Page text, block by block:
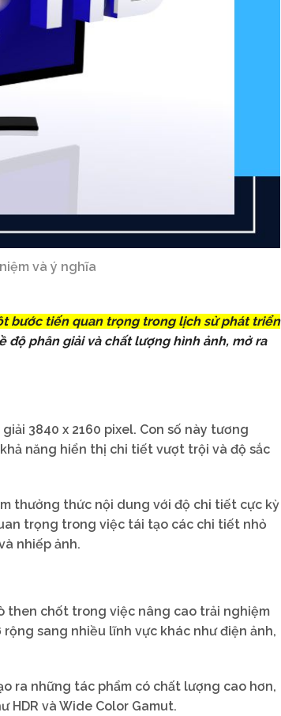
và ý nghĩa
bước tiến quan trọng trong lịch sử phát triển
độ phân giải và chất lượng hình ảnh, mở ra
3840 x 2160 pixel. Con số này tương
năng hiển thị chi tiết vượt trội và độ sắc
thưởng thức nội dung với độ chi tiết cực kỳ
trọng trong việc tái tạo các chi tiết nhỏ
nhiếp ảnh.
then chốt trong việc nâng cao trải nghiệm
sang nhiều lĩnh vực khác như điện ảnh,
ra những tác phẩm có chất lượng cao hơn,
và Wide Color Gamut.